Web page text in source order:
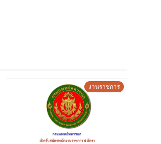
งานราชการ